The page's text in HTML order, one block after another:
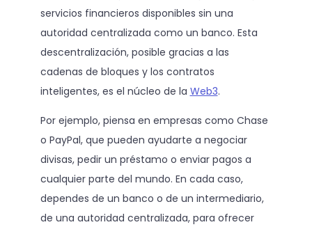
servicios financieros disponibles sin una
autoridad centralizada como un banco. Esta
descentralización, posible gracias a las
cadenas de bloques y los contratos
inteligentes, es el núcleo de la Web3.
Por ejemplo, piensa en empresas como Chase
o PayPal, que pueden ayudarte a negociar
divisas, pedir un préstamo o enviar pagos a
cualquier parte del mundo. En cada caso,
dependes de un banco o de un intermediario,
de una autoridad centralizada, para ofrecer